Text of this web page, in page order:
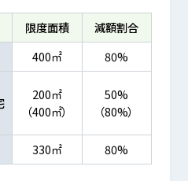
限度面積
減額割合
400㎡
80%
200㎡
（400㎡）
50%
（80%）
330㎡ 80%